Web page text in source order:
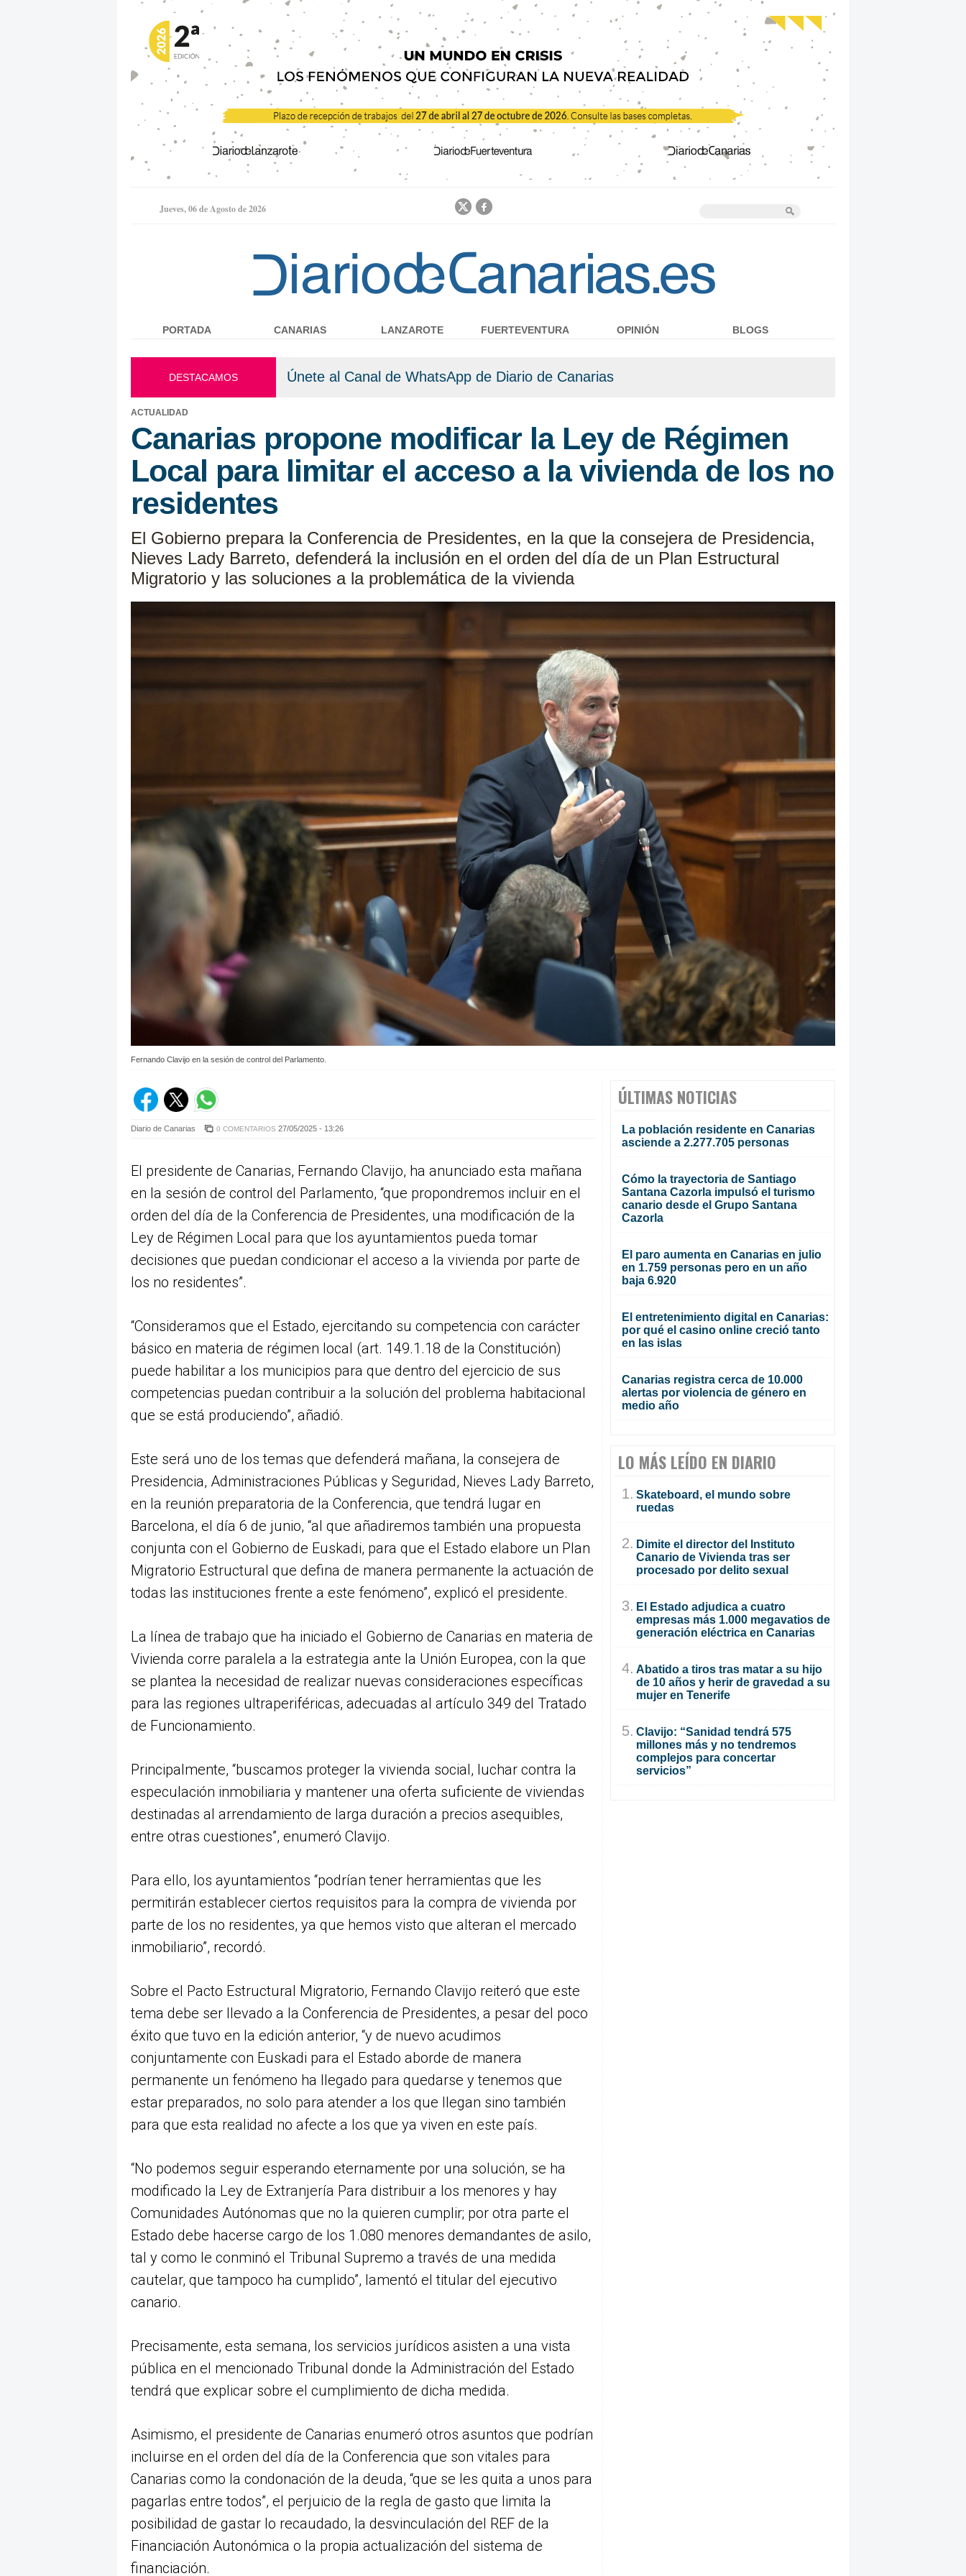
Jump to navigation
Jueves, 06 de Agosto de 2026
DESTACAMOS Únete al Canal de WhatsApp de Diario de Canarias
ACTUALIDAD
Canarias propone modificar la Ley de Régimen
Local para limitar el acceso a la vivienda de los no
residentes
El Gobierno prepara la Conferencia de Presidentes, en la que la consejera de Presidencia,
Nieves Lady Barreto, defenderá la inclusión en el orden del día de un Plan Estructural
Migratorio y las soluciones a la problemática de la vivienda
Fernando Clavijo en la sesión de control del Parlamento.
Diario de Canarias 0 COMENTARIOS 27/05/2025 - 13:26
El presidente de Canarias, Fernando Clavijo, ha anunciado esta mañana
en la sesión de control del Parlamento, “que propondremos incluir en el
orden del día de la Conferencia de Presidentes, una modificación de la
Ley de Régimen Local para que los ayuntamientos pueda tomar
decisiones que puedan condicionar el acceso a la vivienda por parte de
los no residentes”.
“Consideramos que el Estado, ejercitando su competencia con carácter
básico en materia de régimen local (art. 149.1.18 de la Constitución)
puede habilitar a los municipios para que dentro del ejercicio de sus
competencias puedan contribuir a la solución del problema habitacional
que se está produciendo”, añadió.
Este será uno de los temas que defenderá mañana, la consejera de
Presidencia, Administraciones Públicas y Seguridad, Nieves Lady Barreto,
en la reunión preparatoria de la Conferencia, que tendrá lugar en
Barcelona, el día 6 de junio, “al que añadiremos también una propuesta
conjunta con el Gobierno de Euskadi, para que el Estado elabore un Plan
Migratorio Estructural que defina de manera permanente la actuación de
todas las instituciones frente a este fenómeno”, explicó el presidente.
La línea de trabajo que ha iniciado el Gobierno de Canarias en materia de
Vivienda corre paralela a la estrategia ante la Unión Europea, con la que
se plantea la necesidad de realizar nuevas consideraciones específicas
para las regiones ultraperiféricas, adecuadas al artículo 349 del Tratado
de Funcionamiento.
Principalmente, “buscamos proteger la vivienda social, luchar contra la
especulación inmobiliaria y mantener una oferta suficiente de viviendas
destinadas al arrendamiento de larga duración a precios asequibles,
entre otras cuestiones”, enumeró Clavijo.
Para ello, los ayuntamientos “podrían tener herramientas que les
permitirán establecer ciertos requisitos para la compra de vivienda por
parte de los no residentes, ya que hemos visto que alteran el mercado
inmobiliario”, recordó.
Sobre el Pacto Estructural Migratorio, Fernando Clavijo reiteró que este
tema debe ser llevado a la Conferencia de Presidentes, a pesar del poco
éxito que tuvo en la edición anterior, “y de nuevo acudimos
conjuntamente con Euskadi para el Estado aborde de manera
permanente un fenómeno ha llegado para quedarse y tenemos que
estar preparados, no solo para atender a los que llegan sino también
para que esta realidad no afecte a los que ya viven en este país.
“No podemos seguir esperando eternamente por una solución, se ha
modificado la Ley de Extranjería Para distribuir a los menores y hay
Comunidades Autónomas que no la quieren cumplir; por otra parte el
Estado debe hacerse cargo de los 1.080 menores demandantes de asilo,
tal y como le conminó el Tribunal Supremo a través de una medida
cautelar, que tampoco ha cumplido”, lamentó el titular del ejecutivo
canario.
Precisamente, esta semana, los servicios jurídicos asisten a una vista
pública en el mencionado Tribunal donde la Administración del Estado
tendrá que explicar sobre el cumplimiento de dicha medida.
Asimismo, el presidente de Canarias enumeró otros asuntos que podrían
incluirse en el orden del día de la Conferencia que son vitales para
Canarias como la condonación de la deuda, “que se les quita a unos para
pagarlas entre todos”, el perjuicio de la regla de gasto que limita la
posibilidad de gastar lo recaudado, la desvinculación del REF de la
Financiación Autonómica o la propia actualización del sistema de
financiación.
PORTADA CANARIAS LANZAROTE FUERTEVENTURA OPINIÓN BLOGS
ÚLTIMAS NOTICIAS
La población residente en Canarias
asciende a 2.277.705 personas
Cómo la trayectoria de Santiago
Santana Cazorla impulsó el turismo
canario desde el Grupo Santana
Cazorla
El paro aumenta en Canarias en julio
en 1.759 personas pero en un año
baja 6.920
El entretenimiento digital en Canarias:
por qué el casino online creció tanto
en las islas
Canarias registra cerca de 10.000
alertas por violencia de género en
medio año
LO MÁS LEÍDO EN DIARIO
1. Skateboard, el mundo sobre
ruedas
2. Dimite el director del Instituto
Canario de Vivienda tras ser
procesado por delito sexual
3. El Estado adjudica a cuatro
empresas más 1.000 megavatios de
generación eléctrica en Canarias
4. Abatido a tiros tras matar a su hijo
de 10 años y herir de gravedad a su
mujer en Tenerife
5. Clavijo: “Sanidad tendrá 575
millones más y no tendremos
complejos para concertar
servicios”